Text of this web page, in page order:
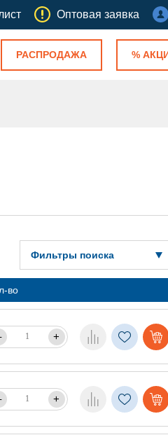
Оптовая заявка
РАСПРОДАЖА %
Фильтры поиска
во
+
+